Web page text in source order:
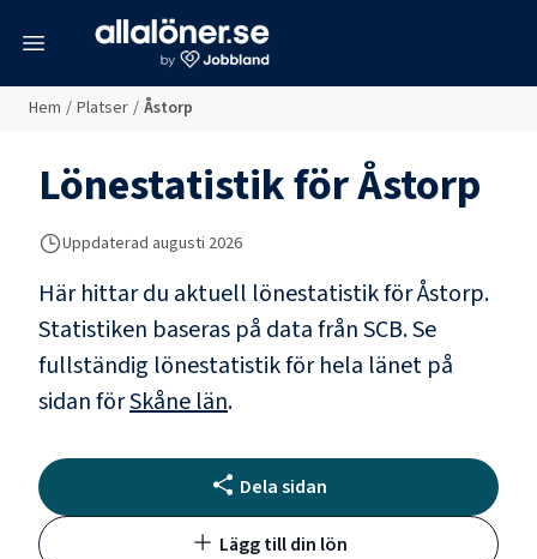
Hem / Platser / Åstorp
Lönestatistik förÅstorp
Uppdaterad augusti 2026
Här hittar du aktuell lönestatistik för Åstorp.
Statistiken baseras på data från SCB.Se
fullständig lönestatistik för hela länet på
sidan förSkåne län.
Dela sidan
Lägg till din lön